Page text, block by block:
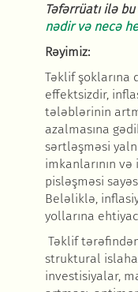
Təfərrüatı ilə bu
nədir və necə
Rəyimiz:
Təklif şoklarına
effektsizdir,
tələblərinin
azalmasına
sərtləşməsi
imkanlarının və
pisləşməsi
Beləliklə,
yollarına
Təklif
struktural
investisiyalar,